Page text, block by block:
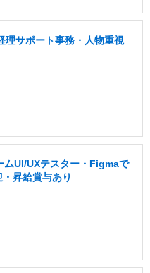
理サポート事務・人物重視
ムUI/UXテスター・Figmaで
昇給賞与あり